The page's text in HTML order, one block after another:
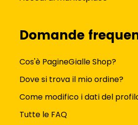
Domande
Cos'è PagineGialle Shop?
Dove si trova il mio ordine?
Come modifico i dati del
Tutte le FAQ